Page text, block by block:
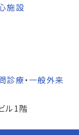
施設
診療・一般外来
ル1階